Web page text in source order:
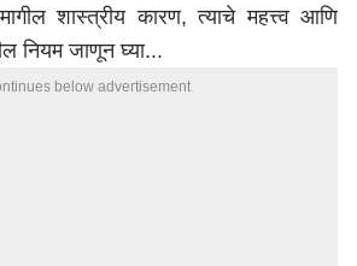
शास्त्रीय कारण, त्याचे महत्त्व आणि
नियम जाणून घ्या...
below advertisement